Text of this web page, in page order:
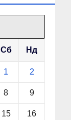
Сб Нд
1 2
8 9
15 16